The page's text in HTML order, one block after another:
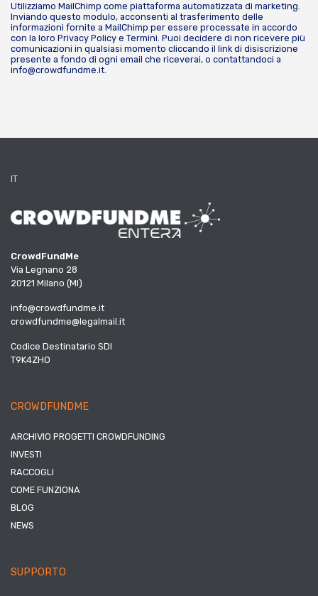
Utilizziamo MailChimp come piattaforma automatizzata di marketing.
Inviando questo modulo, acconsenti al trasferimento delle
informazioni fornite a MailChimp per essere processate in accordo
con la loro Privacy Policy e Termini. Puoi decidere di non ricevere più
comunicazioni in qualsiasi momento cliccando il link di disiscrizione
presente a fondo di ogni email che riceverai, o contattandoci a
info@crowdfundme.it.
IT
CrowdFundMe
Via Legnano 28
20121 Milano (MI)
info@crowdfundme.it
crowdfundme@legalmail.it
Codice Destinatario SDI
T9K4ZHO
CROWDFUNDME
ARCHIVIO PROGETTI CROWDFUNDING
INVESTI
RACCOGLI
COME FUNZIONA
BLOG
NEWS
SUPPORTO